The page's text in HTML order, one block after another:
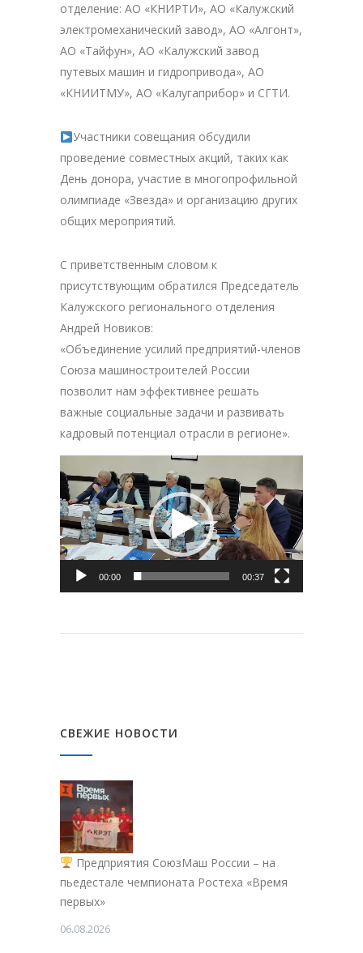
отделение: АО «КНИРТИ», АО «Калужский
электромеханический завод», АО «Алгонт»,
АО «Тайфун», АО «Калужский завод
путевых машин и гидропривода», АО
«КНИИТМУ», АО «Калугаприбор» и СГТИ.
Участники совещания обсудили
проведение совместных акций, таких как
День донора, участие в многопрофильной
олимпиаде «Звезда» и организацию других
общих мероприятий.
С приветственным словом к
присутствующим обратился Председатель
Калужского регионального отделения
Андрей Новиков:
«Объединение усилий предприятий-членов
Союза машиностроителей России
позволит нам эффективнее решать
важные социальные задачи и развивать
кадровый потенциал отрасли в регионе».
Видеоплеер
00:00 00:37
СВЕЖИЕ НОВОСТИ
Предприятия СоюзМаш России – на
пьедестале чемпионата Ростеха «Время
первых»
06.08.2026